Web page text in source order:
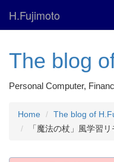
H.Fujimoto
The blog
Personal Computer,
Home
The blog of
「魔法の杖」風学習